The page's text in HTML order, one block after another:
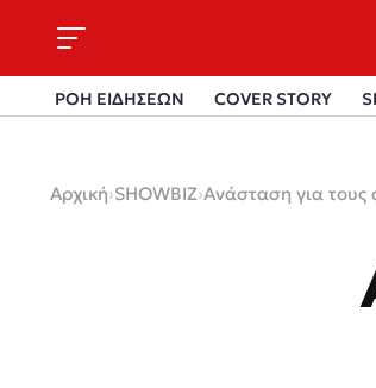
ΡΟΗ ΕΙΔΗΣΕΩΝ COVER STORY
Αρχική›SHOWBIZ›Ανάσταση για τους